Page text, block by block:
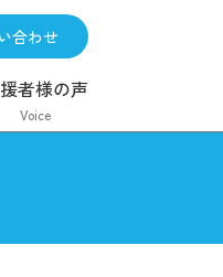
合わせ
者様の声
Voice